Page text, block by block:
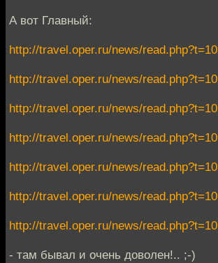
А вот Главный:
http://travel.oper.ru/news/
http://travel.oper.ru/news/
http://travel.oper.ru/news/
http://travel.oper.ru/news/
http://travel.oper.ru/news/
http://travel.oper.ru/news/
http://travel.oper.ru/news/
- там бывал и очень доволен!.. ;-)